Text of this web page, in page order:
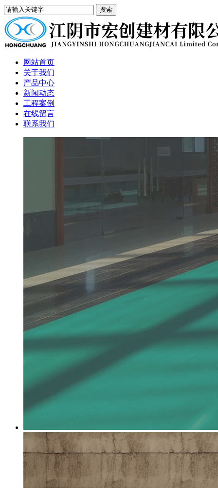
网站首页
关于我们
产品中心
新闻动态
工程案例
在线留言
联系我们